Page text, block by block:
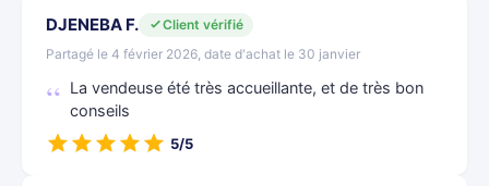
DJENEBA F.
Client vérifié
Partagé le 4 février 2026, date d'achat le 30 janvier
La vendeuse été très accueillante, et de très bon
conseils
5/5